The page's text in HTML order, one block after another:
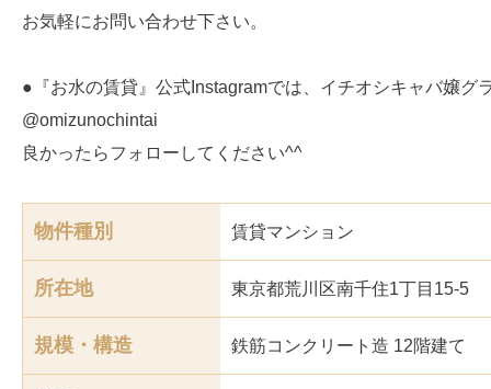
お気軽にお問い合わせ下さい。
●『お水の賃貸』公式Instagramでは、イチオシキャバ嬢グ
@omizunochintai
良かったらフォローしてください^^
物件種別 賃貸マンション
所在地 東京都荒川区南千住1丁目15-5
規模・構造 鉄筋コンクリート造 12階建て